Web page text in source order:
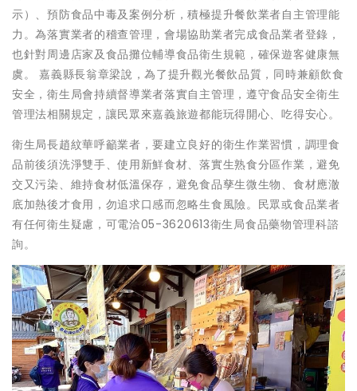
示）、預防食品中毒及案例分析，積極提升餐飲業者自主管理能
力。為落實業者的稽查管理，會場協助業者完成食品業者登錄，
也針對周邊店家及食品攤位輔導食品衛生規範，確保遊客健康無
虞。 嘉義縣長翁章梁說，為了提升觀光餐飲品質，同時兼顧飲食
安全，衛生局會持續督導業者落實自主管理，遵守食品安全衛生
管理法相關規定，讓民眾來嘉義旅遊都能玩得開心、吃得安心。
衛生局長趙紋華呼籲業者，要建立良好的衛生作業習慣，調理食
品前後須洗淨雙手、使用新鮮食材、落實生熟食分區作業，避免
交又污染、維持食材低溫保存，避免食品孳生微生物、食材應澈
底加熱後才食用，勿追求口感而忽略生食風險。民眾或食品業者
有任何衛生疑慮，可電洽05-3620613衛生局食品藥物管理科諮
詢。